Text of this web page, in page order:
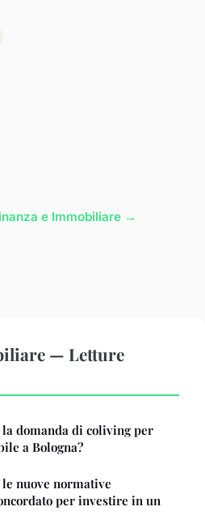
e Immobiliare →
— Letture
domanda di coliving per
a Bologna?
nuove normative
per investire in un